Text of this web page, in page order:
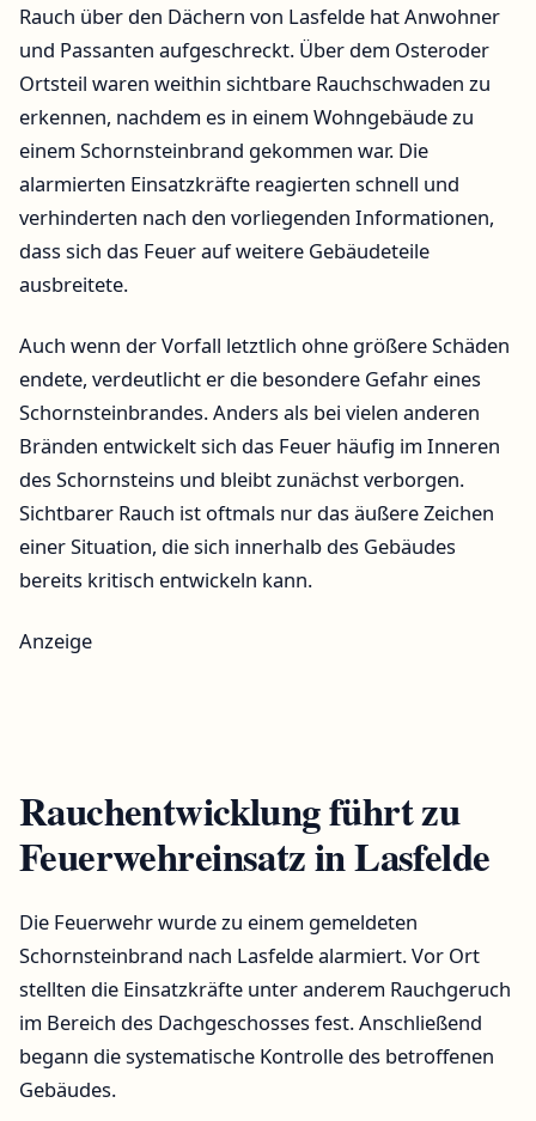
Rauch über den Dächern von Lasfelde hat Anwohner
und Passanten aufgeschreckt. Über dem Osteroder
Ortsteil waren weithin sichtbare Rauchschwaden zu
erkennen, nachdem es in einem Wohngebäude zu
einem Schornsteinbrand gekommen war. Die
alarmierten Einsatzkräfte reagierten schnell und
verhinderten nach den vorliegenden Informationen,
dass sich das Feuer auf weitere Gebäudeteile
ausbreitete.
Auch wenn der Vorfall letztlich ohne größere Schäden
endete, verdeutlicht er die besondere Gefahr eines
Schornsteinbrandes. Anders als bei vielen anderen
Bränden entwickelt sich das Feuer häufig im Inneren
des Schornsteins und bleibt zunächst verborgen.
Sichtbarer Rauch ist oftmals nur das äußere Zeichen
einer Situation, die sich innerhalb des Gebäudes
bereits kritisch entwickeln kann.
Anzeige
Rauchentwicklung führt zu
Feuerwehreinsatz in Lasfelde
Die Feuerwehr wurde zu einem gemeldeten
Schornsteinbrand nach Lasfelde alarmiert. Vor Ort
stellten die Einsatzkräfte unter anderem Rauchgeruch
im Bereich des Dachgeschosses fest. Anschließend
begann die systematische Kontrolle des betroffenen
Gebäudes.